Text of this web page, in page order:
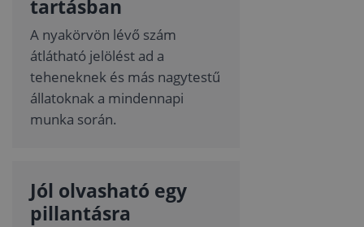
tartásban
A nyakörvön lévő szám
átlátható jelölést ad a
teheneknek és más nagytestű
állatoknak a mindennapi
munka során.
Jól olvasható egy
pillantásra